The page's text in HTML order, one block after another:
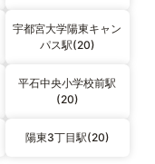
宇都宮大学陽東キャン
パス駅(20)
平石中央小学校前駅
(20)
陽東3丁目駅(20)